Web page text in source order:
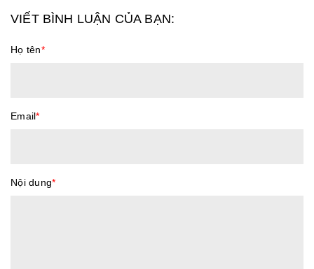
VIẾT BÌNH LUẬN CỦA BẠN:
Họ tên*
Email*
Nội dung*